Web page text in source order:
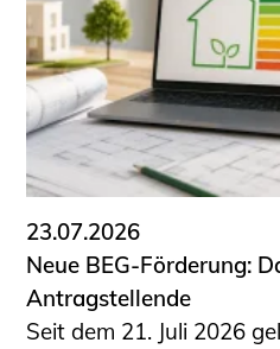
23.07.2026
Neue BEG-Förderung:
Antragstellende
Seit dem 21. Juli 2026